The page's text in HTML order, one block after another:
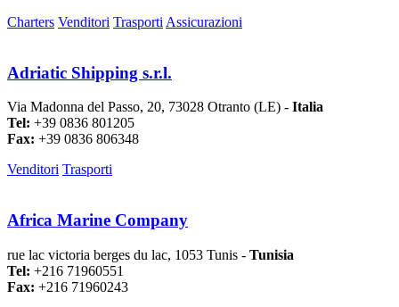
Charters Venditori Trasporti Assicurazioni
Adriatic Shipping s.r.l.
Via Madonna del Passo, 20, 73028 Otranto (LE) - Italia
Tel: +39 0836 801205
Fax: +39 0836 806348
Venditori Trasporti
Africa Marine Company
rue lac victoria berges du lac, 1053 Tunis - Tunisia
Tel: +216 71960551
Fax: +216 71960243